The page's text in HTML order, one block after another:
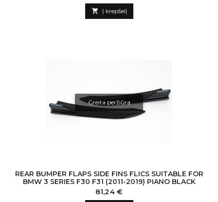
 Į krepšelį
Greita peržiūra
REAR BUMPER FLAPS SIDE FINS FLICS SUITABLE FOR
BMW 3 SERIES F30 F31 (2011-2019) PIANO BLACK
Kaina
81,24 €